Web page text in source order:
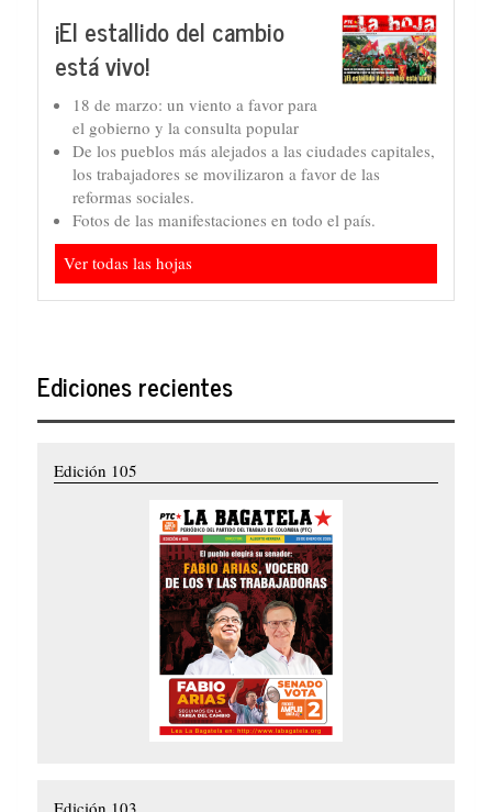
¡El estallido del cambio
está vivo!
18 de marzo: un viento a favor para
el gobierno y la consulta popular
De los pueblos más alejados a las ciudades capitales,
los trabajadores se movilizaron a favor de las
reformas sociales.
Fotos de las manifestaciones en todo el país.
Ver todas las hojas
Ediciones recientes
Edición 105
Edición 103